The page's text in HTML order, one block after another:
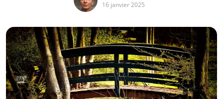
16 janvier 2025